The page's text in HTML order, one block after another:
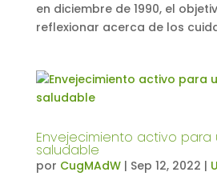
en diciembre de 1990, el
reflexionar acerca de los
Envejecimiento activo para
saludable
por CugMAdW| Sep 12, 2022 |